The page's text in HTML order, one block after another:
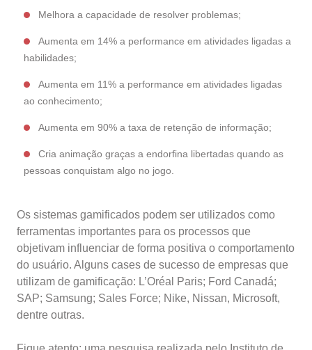
Melhora a capacidade de resolver problemas;
Aumenta em 14% a performance em atividades ligadas a
habilidades;
Aumenta em 11% a performance em atividades ligadas
ao conhecimento;
Aumenta em 90% a taxa de retenção de informação;
Cria animação graças a endorfina libertadas quando as
pessoas conquistam algo no jogo.
Os sistemas gamificados podem ser utilizados como
ferramentas importantes para os processos que
objetivam influenciar de forma positiva o comportamento
do usuário. Alguns cases de sucesso de empresas que
utilizam de gamificação: L’Oréal Paris; Ford Canadá;
SAP; Samsung; Sales Force; Nike, Nissan, Microsoft,
dentre outras.